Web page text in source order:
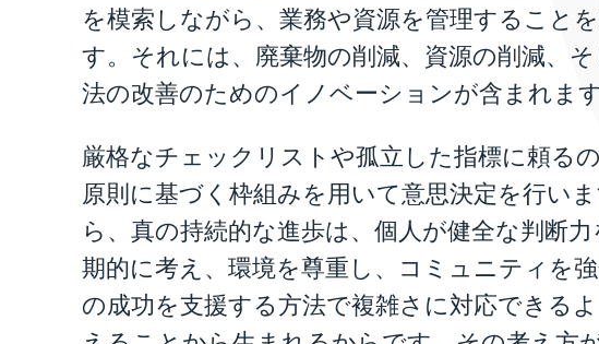
を模索しながら、業務や資源を管理すること
す。それには、廃棄物の削減、資源の削減、
法の改善のためのイノベーションが含まれます
厳格なチェックリストや孤立した指標に頼るの
原則に基づく枠組みを用いて意思決定を行い
ら、真の持続的な進歩は、個人が健全な判断
期的に考え、環境を尊重し、コミュニティを
の成功を支援する方法で複雑さに対応できる